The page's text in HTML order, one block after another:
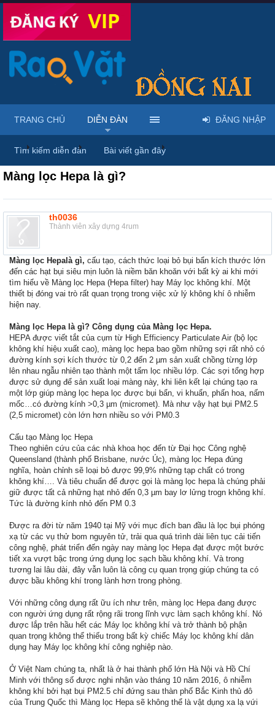
... Diễn đàn Thảo luận chung
Màng lọc Hepa là gì?
th0036
Thành viên xây dựng 4rum
Màng lọc Hepalà gì, cấu tạo, cách thức loại bỏ bụi bẩn kích thước lớn
đến các hạt bụi siêu mịn luôn là niềm băn khoăn với bất kỳ ai khi mới
tìm hiểu về Màng lọc Hepa (Hepa filter) hay Máy lọc không khí. Một
thiết bị đóng vai trò rất quan trọng trong việc xử lý không khí ô nhiễm
hiện nay.
Màng lọc Hepa là gì? Công dụng của Màng lọc Hepa.
HEPA được viết tắt của cụm từ High Efficiency Particulate Air (bộ lọc
không khí hiệu xuất cao), màng lọc hepa bao gồm những sợi rất nhỏ có
đường kính sợi kích thước từ 0,2 đến 2 µm sản xuất chồng từng lớp
lên nhau ngẫu nhiên tạo thành một tấm lọc nhiều lớp. Các sợi tổng hợp
được sử dụng để sản xuất loại màng này, khi liên kết lại chúng tạo ra
một lớp giúp màng lọc hepa lọc được bụi bẩn, vi khuẩn, phấn hoa, nấm
mốc…có đường kính >0,3 µm (micromet). Mà như vậy hạt bụi PM2.5
(2,5 micromet) còn lớn hơn nhiều so với PM0.3
Cấu tạo Màng lọc Hepa
Theo nghiên cứu của các nhà khoa học đến từ Đại học Công nghệ
Queensland (thành phố Brisbane, nước Úc), màng lọc Hepa đúng
nghĩa, hoàn chỉnh sẽ loại bỏ được 99,9% những tạp chất có trong
không khí…. Và tiêu chuẩn để được gọi là màng lọc hepa là chúng phải
giữ được tất cả những hạt nhỏ đến 0,3 µm bay lơ lửng trogn không khí.
Tức là đường kính nhỏ đến PM 0.3
Được ra đời từ năm 1940 tại Mỹ với mục đích ban đầu là lọc bụi phóng
xạ từ các vụ thử bom nguyên tử, trải qua quá trình dài liên tục cải tiến
công nghệ, phát triển đến ngày nay màng lọc Hepa đạt được một bước
tiết xa vượt bậc trong ứng dụng lọc sạch bầu không khí. Và trong
tương lai lâu dài, đây vẫn luôn là công cụ quan trọng giúp chúng ta có
được bầu không khí trong lành hơn trong phòng.
Với những công dụng rất ữu ích như trên, màng lọc Hepa đang được
con người ứng dụng rất rộng rãi trong lĩnh vực làm sạch không khí. Nó
được lắp trên hầu hết các Máy lọc không khí và trở thành bộ phận
quan trọng không thể thiếu trong bất kỳ chiếc Máy lọc không khí dân
dụng hay Máy lọc không khí công nghiệp nào.
Ở Việt Nam chúng ta, nhất là ở hai thành phố lớn Hà Nội và Hồ Chí
Minh với thông số được nghi nhận vào tháng 10 năm 2016, ô nhiễm
không khí bởi hạt bụi PM2.5 chỉ đứng sau thàn phố Bắc Kinh thủ đô
của Trung Quốc thì Màng lọc Hepa sẽ không thể là vật dụng xa lạ vứi
TRANG CHỦ DIỄN ĐÀN
Tìm kiếm diễn đàn Bài viết gần đây
ĐĂNG NHẬP